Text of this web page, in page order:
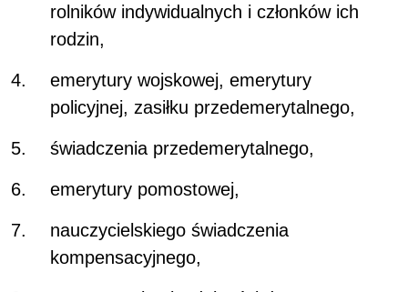
rolników indywidualnych i członków ich
rodzin,
emerytury wojskowej, emerytury
policyjnej, zasiłku przedemerytalnego,
świadczenia przedemerytalnego,
emerytury pomostowej,
nauczycielskiego świadczenia
kompensacyjnego,